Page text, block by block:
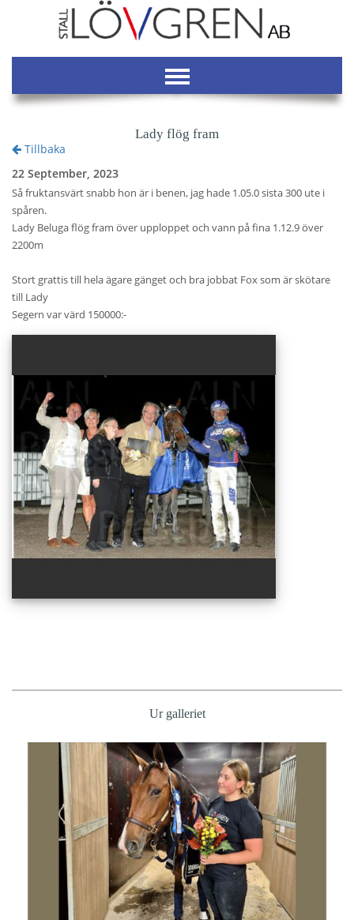
Lady flög fram
Tillbaka
22 September, 2023
Så fruktansvärt snabb hon är i benen, jag hade 1.05.0 sista 300 ute i
spåren.
Lady Beluga flög fram över upploppet och vann på fina 1.12.9 över
2200m
Stort grattis till hela ägare gänget och bra jobbat Fox som är skötare
till Lady
Segern var värd 150000:-
Ur galleriet